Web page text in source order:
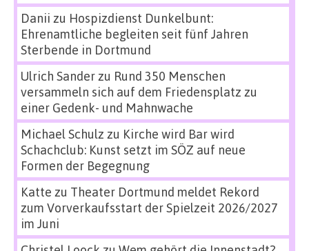
Danii zu Hospizdienst Dunkelbunt:
Ehrenamtliche begleiten seit fünf Jahren
Sterbende in Dortmund
Ulrich Sanderzu Rund 350 Menschen
versammeln sich auf dem Friedensplatz zu
einer Gedenk- und Mahnwache
Michael Schulz zu Kirche wird Bar wird
Schachclub: Kunst setzt im SÖZ auf neue
Formen der Begegnung
Katte zu Theater Dortmund meldet Rekord
zum Vorverkaufsstart der Spielzeit 2026/2027
im Juni